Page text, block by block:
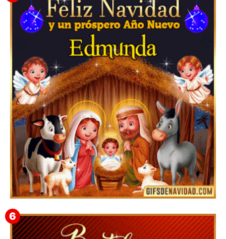
Feliz Navidad y próspero Año Nuevo Gladis